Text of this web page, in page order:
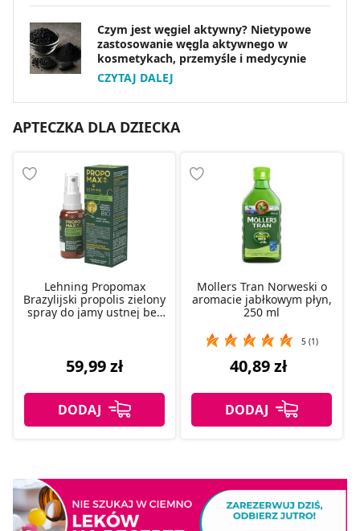
Czym jest węgiel aktywny? Nietypowe
zastosowanie węgla aktywnego w
kosmetykach, przemyśle i medycynie
CZYTAJ DALEJ
APTECZKA DLA DZIECKA
Lehning Propomax
Brazylijski propolis zielony
spray do jamy ustnej bez
59,99 zł
Mollers Tran Norweski o
aromacie jabłkowym płyn,
250 ml
5 (1)
40,89 zł